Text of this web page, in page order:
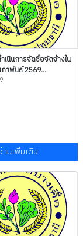
เนินการจัดซื้อจัดจ้างใน
าพันธ์ 2569...
านเพิ่มเติม